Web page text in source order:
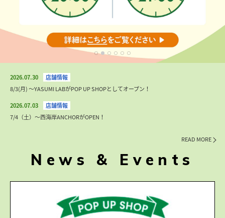
2026.07.30
8/3(月) 〜YASUMI LABがPOP UP SHOPとしてオープン！
2026.07.03
7/4（土）〜西海岸ANCHORがOPEN！
READ MORE
News & Events